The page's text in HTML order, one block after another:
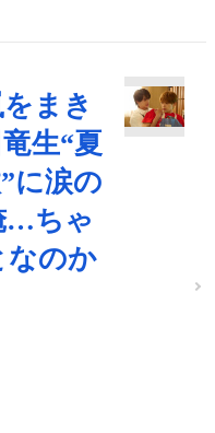
まき
生“夏
に涙の
…ちゃ
なのか